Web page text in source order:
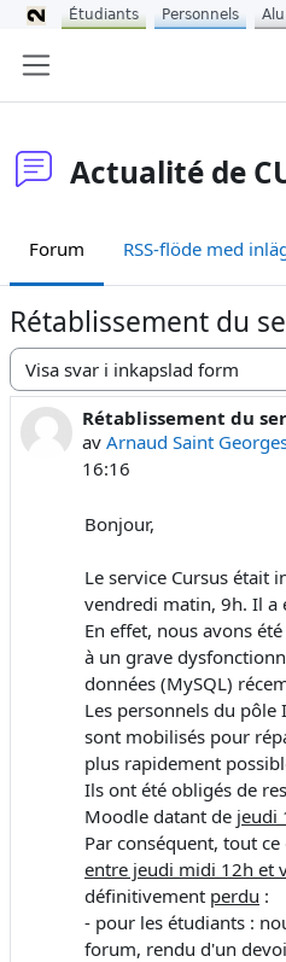
Actualité de
Forum RSS-flöde med
Rétablissement du
Visningsläge
Rétablissement du
avArnaud Saint
16:16
Antal svar: 0
Bonjour,
Le service Cursus était
vendredi matin, 9h. Il a
En effet, nous avons
à un grave
données (MySQL)
Les personnels du pôle
sont mobilisés pour
plus rapidement
Ils ont été obligés de
Moodle datant de jeudi
Par conséquent, tout
entre jeudi midi 12h et
définitivement perdu :
- pour les étudiants :
forum, rendu d'un
Étudiants Personnels